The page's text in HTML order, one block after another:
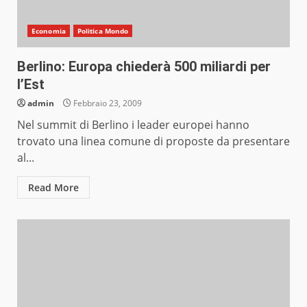
Economia Politica Mondo
Berlino: Europa chiederà 500 miliardi per
l’Est
admin Febbraio 23, 2009
Nel summit di Berlino i leader europei hanno
trovato una linea comune di proposte da presentare
al...
Read More